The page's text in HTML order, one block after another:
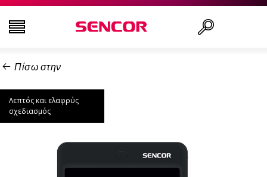
ΤΗΛΕΟΡΆΣΕΙΣ
ΕΙΚΌΝΑ & ΉΧΟΣ
ΟΙΚΙΑΚΌΣ ΕΞΟΠΛΙΣΜΌΣ
Πίσω στην
Λεπτός και ελαφρύς
σχεδιασμός